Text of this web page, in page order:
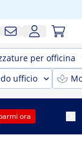
per officina
ufficio
ora